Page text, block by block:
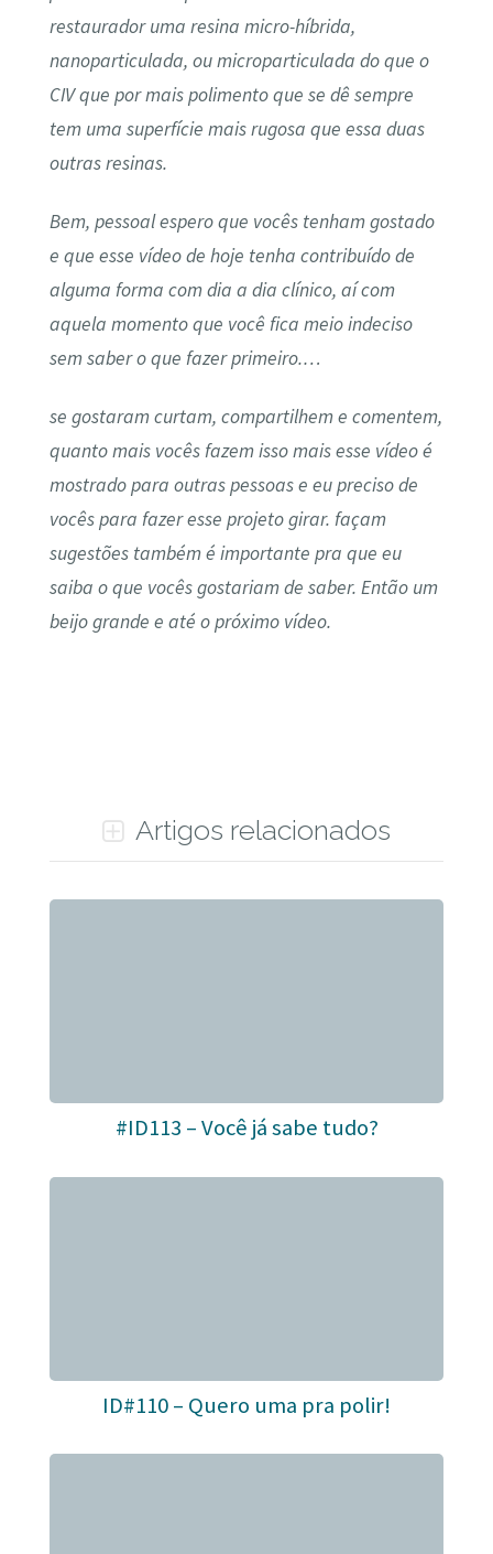
restaurador uma resina micro-híbrida,
nanoparticulada, ou microparticulada do que o
CIV que por mais polimento que se dê sempre
tem uma superfície mais rugosa que essa duas
outras resinas.
Bem, pessoal espero que vocês tenham gostado
e que esse vídeo de hoje tenha contribuído de
alguma forma com dia a dia clínico, aí com
aquela momento que você fica meio indeciso
sem saber o que fazer primeiro.…
se gostaram curtam, compartilhem e comentem,
quanto mais vocês fazem isso mais esse vídeo é
mostrado para outras pessoas e eu preciso de
vocês para fazer esse projeto girar. façam
sugestões também é importante pra que eu
saiba o que vocês gostariam de saber. Então um
beijo grande e até o próximo vídeo.
Artigos relacionados
#ID113 – Você já sabe tudo?
ID#110 – Quero uma pra polir!